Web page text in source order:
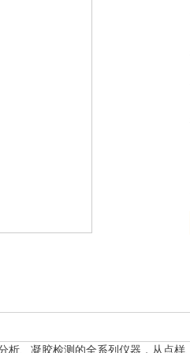
析、凝胶检测的全系列仪器，从点